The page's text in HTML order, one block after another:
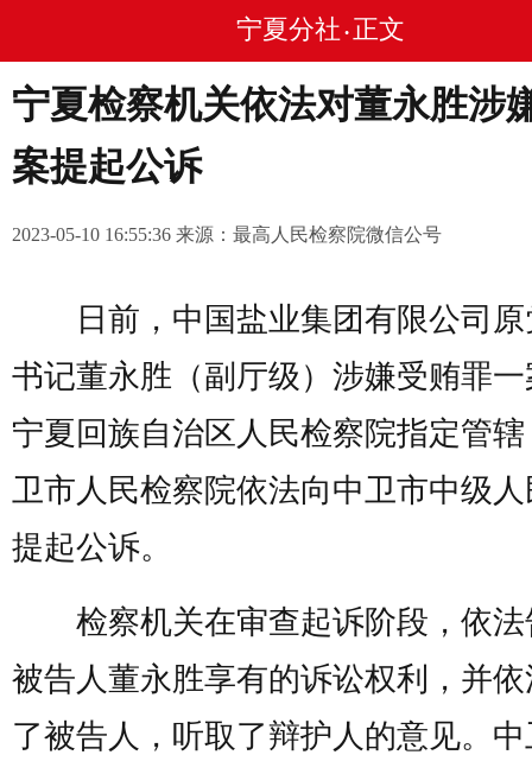
宁夏分社 • 正文
宁夏检察机关依法对董永胜涉
案提起公诉
2023-05-10 16:55:36 来源：最高人民检察院微信公号
日前，中国盐业集团有限公司原
书记董永胜（副厅级）涉嫌受贿罪
宁夏回族自治区人民检察院指定管
卫市人民检察院依法向中卫市中级
提起公诉。
检察机关在审查起诉阶段，依法
被告人董永胜享有的诉讼权利，并
了被告人，听取了辩护人的意见。